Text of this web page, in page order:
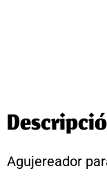
Agujereador